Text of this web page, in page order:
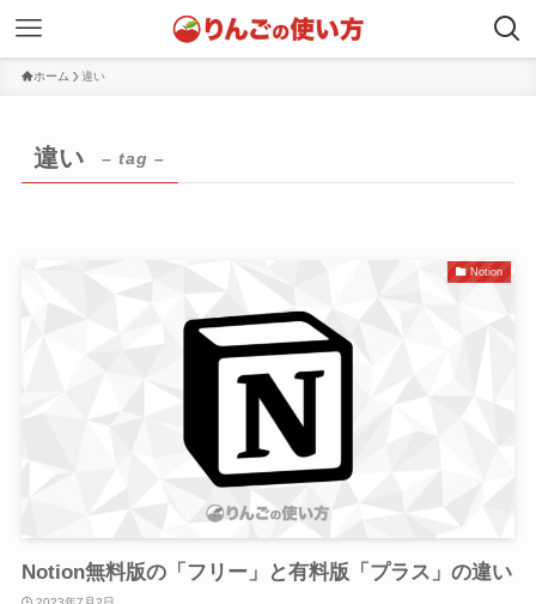
ホーム 違い
違い – tag –
Notion
Notion無料版の「フリー」と有料版「プラス」の違い